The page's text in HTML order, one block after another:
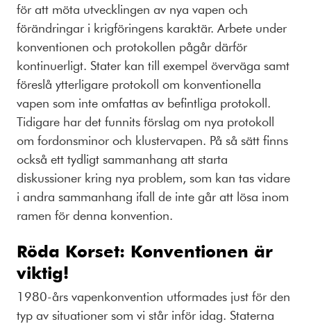
för att möta utvecklingen av nya vapen och
förändringar i krigföringens karaktär. Arbete under
konventionen och protokollen pågår därför
kontinuerligt. Stater kan till exempel överväga samt
föreslå ytterligare protokoll om konventionella
vapen som inte omfattas av befintliga protokoll.
Tidigare har det funnits förslag om nya protokoll
om fordonsminor och klustervapen. På så sätt finns
också ett tydligt sammanhang att starta
diskussioner kring nya problem, som kan tas vidare
i andra sammanhang ifall de inte går att lösa inom
ramen för denna konvention.
Röda Korset: Konventionen är
viktig!
1980-års vapenkonvention utformades just för den
typ av situationer som vi står inför idag. Staterna